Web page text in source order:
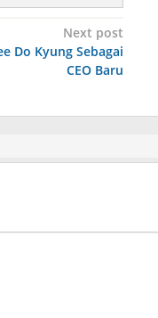
Next post
Do Kyung Sebagai
CEO Baru